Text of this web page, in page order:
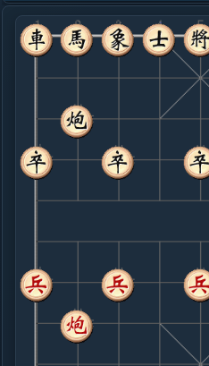
3. 车一平二
红+15
.....车９平８
红+12
4. 马八进九
红+4
.....卒３进１
红+15
5. 车二进四
红+5
.....士４进５
6. 兵七进一
红+3
.....卒３进１
红+2
7. 车二平七
红+4
8. 炮八进四
红+16
.....卒７进１
红+12
9. 炮五平六
黑+7
.....马３进４
10. 炮八退一
黑+6
.....象３进５
黑+5